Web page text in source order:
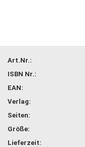
Art.Nr.:
ISBN Nr.:
EAN:
Verlag:
Seiten:
Größe:
Lieferzeit: